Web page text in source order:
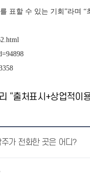
표할 수 있는 기회”라며
“출처표시+상업적이
가 전화한 곳은 어디?